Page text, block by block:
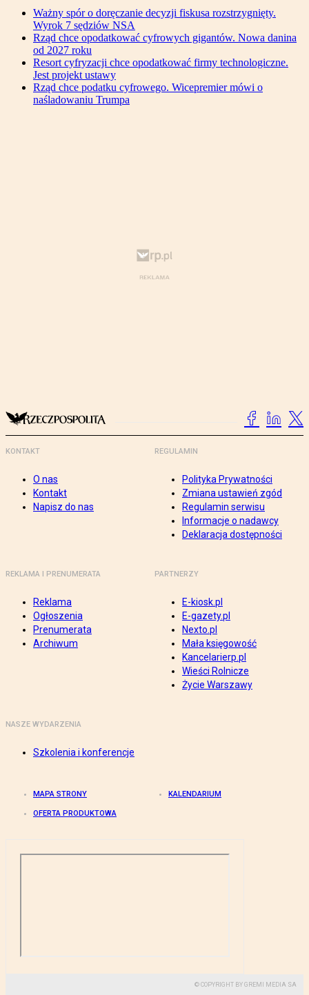
Ważny spór o doręczanie decyzji fiskusa rozstrzygnięty.
Wyrok 7 sędziów NSA
Rząd chce opodatkować cyfrowych gigantów. Nowa danina
od 2027 roku
Resort cyfryzacji chce opodatkować firmy technologiczne.
Jest projekt ustawy
Rząd chce podatku cyfrowego. Wicepremier mówi o
naśladowaniu Trumpa
KONTAKT
O nas
Kontakt
Napisz do nas
REGULAMIN
Polityka Prywatności
Zmiana ustawień zgód
Regulamin serwisu
Informacje o nadawcy
Deklaracja dostępności
REKLAMA I PRENUMERATA
Reklama
Ogłoszenia
Prenumerata
Archiwum
PARTNERZY
E-kiosk.pl
E-gazety.pl
Nexto.pl
Mała księgowość
Kancelarierp.pl
Wieści Rolnicze
Życie Warszawy
NASZE WYDARZENIA
Szkolenia i konferencje
MAPA STRONY KALENDARIUM
OFERTA PRODUKTOWA
© COPYRIGHT BY GREMI MEDIA SA